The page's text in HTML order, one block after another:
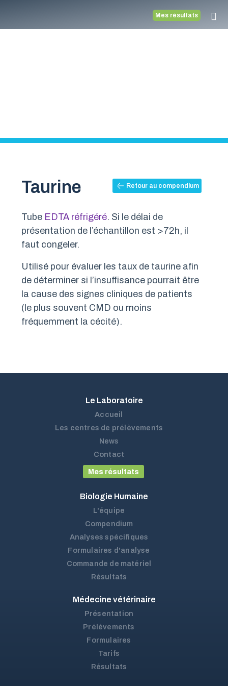
Mes résultats
Taurine Retour au compendium
Tube EDTA réfrigéré. Si le délai de
présentation de l’échantillon est >72h, il
faut congeler.
Utilisé pour évaluer les taux de taurine afin
de déterminer si l’insuffisance pourrait être
la cause des signes cliniques de patients
(le plus souvent CMD ou moins
fréquemment la cécité).
Le Laboratoire
Accueil
Les centres de prélèvements
News
Contact
Mes résultats
Biologie Humaine
L'équipe
Compendium
Analyses spécifiques
Formulaires d'analyse
Commande de matériel
Résultats
Médecine vétérinaire
Présentation
Prélèvements
Formulaires
Tarifs
Résultats